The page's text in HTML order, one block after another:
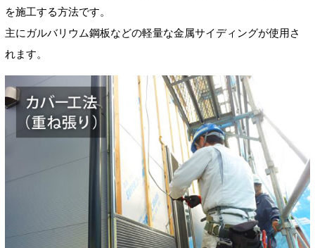
を施工する方法です。
主にガルバリウム鋼板などの軽量な金属サイディングが使用さ
れます。